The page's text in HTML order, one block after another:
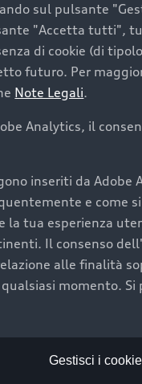
che
e
di
prima di
documentazione
e degli interni: una
trasmissione e
Concessionaria
approfonditi e
sul pulsante
"Accetta tutti",
di cookie (di
futuro. Per
Note Legali.
Analytics, il
inseriti da
e come
la tua esperienza
Il consenso
alle finalità
momento.
Gestisci i cookie